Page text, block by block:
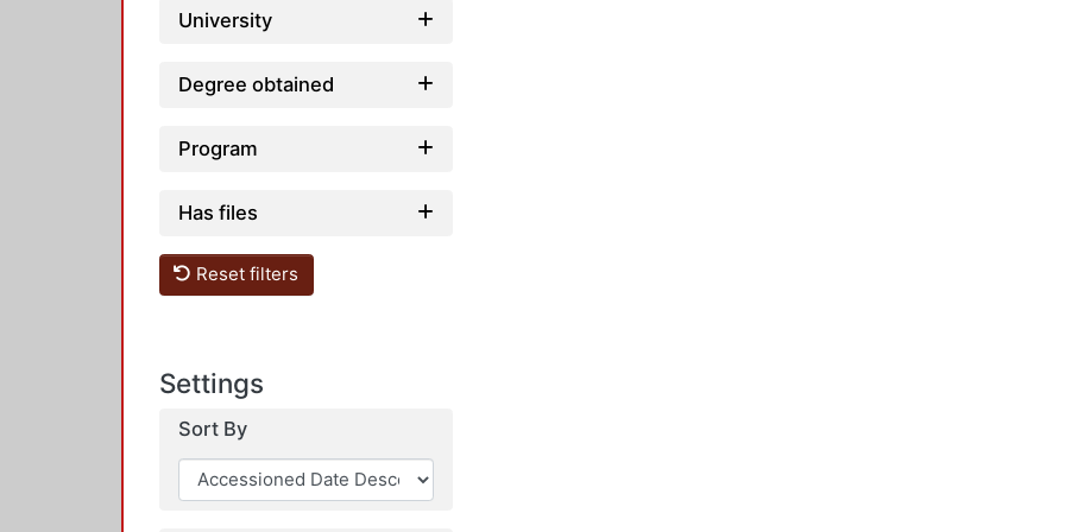
University
Degree obtained
Program
Has files
Reset filters
Settings
Sort By